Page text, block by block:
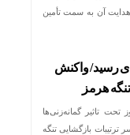
آن به سمت تأمین
رسید/ واکنش
هرمز
تحت تاثیر گمانه‌زنی‌ها
ترتیبات بازگشایی تنگه